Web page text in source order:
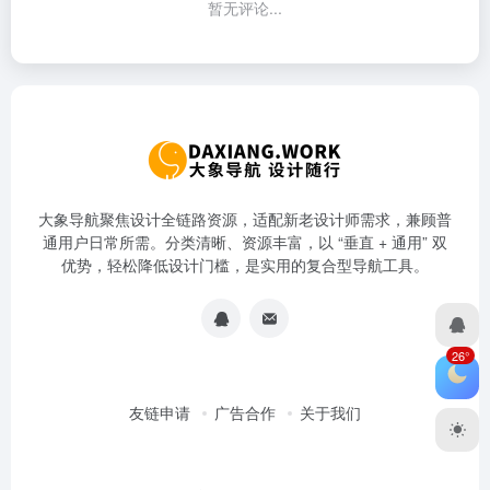
暂无评论...
大象导航聚焦设计全链路资源，适配新老设计师需求，兼顾普
通用户日常所需。分类清晰、资源丰富，以 “垂直 + 通用” 双
优势，轻松降低设计门槛，是实用的复合型导航工具。
友链申请 广告合作 关于我们
26°